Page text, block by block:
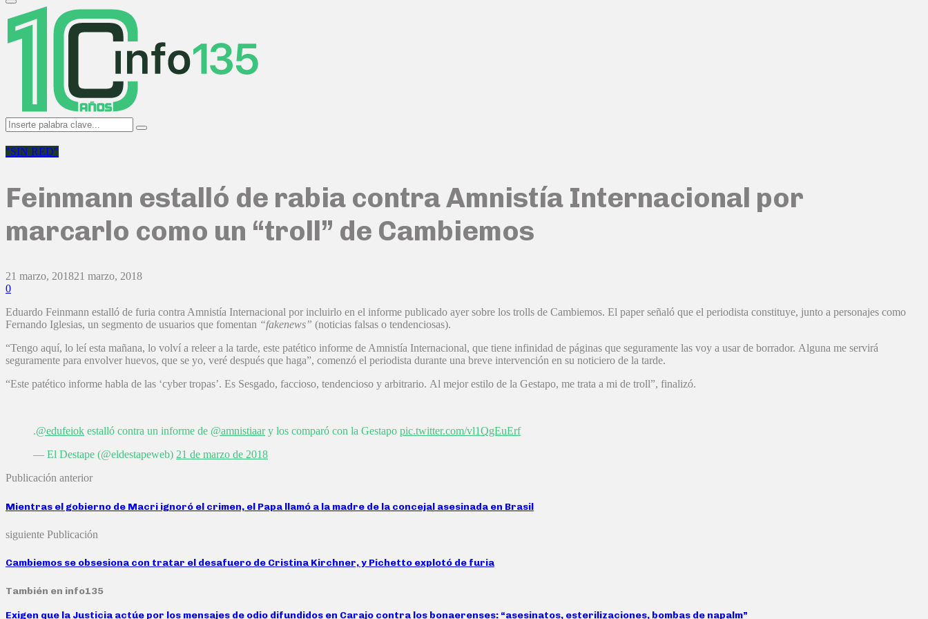
Primary
Menu
Search
for:
Search
"SIN RED"
Feinmann estalló de rabia contra Amnistía Internacional por
marcarlo como un “troll” de Cambiemos
21 marzo, 201821 marzo, 2018
0
Eduardo Feinmann estalló de furia contra Amnistía Internacional por incluirlo en el informe publicado ayer sobre los trolls de Cambiemos. El paper señaló que el periodista constituye, junto a personajes como
Fernando Iglesias, un segmento de usuarios que fomentan “fakenews” (noticias falsas o tendenciosas).
“Tengo aquí, lo leí esta mañana, lo volví a releer a la tarde, este patético informe de Amnistía Internacional, que tiene infinidad de páginas que seguramente las voy a usar de borrador. Alguna me servirá
seguramente para envolver huevos, que se yo, veré después que haga”, comenzó el periodista durante una breve intervención en su noticiero de la tarde.
“Este patético informe habla de las ‘cyber tropas’. Es Sesgado, faccioso, tendencioso y arbitrario. Al mejor estilo de la Gestapo, me trata a mi de troll”, finalizó.
.@edufeiok estalló contra un informe de @amnistiaary los comparó con la Gestapo pic.twitter.com/vl1QgEuErf
— El Destape (@eldestapeweb) 21 de marzo de 2018
Publicación anterior
Mientras el gobierno de Macri ignoró el crimen, el Papa llamó a la madre de la concejal asesinada en Brasil
siguiente Publicación
Cambiemos se obsesiona con tratar el desafuero de Cristina Kirchner, y Pichetto explotó de furia
También en info135
Exigen que la Justicia actúe por los mensajes de odio difundidos en Carajo contra los bonaerenses: “asesinatos, esterilizaciones, bombas de napalm”